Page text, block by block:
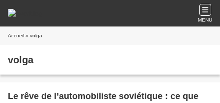
MENU
Accueil » volga
volga
Le rêve de l’automobiliste soviétique : ce que